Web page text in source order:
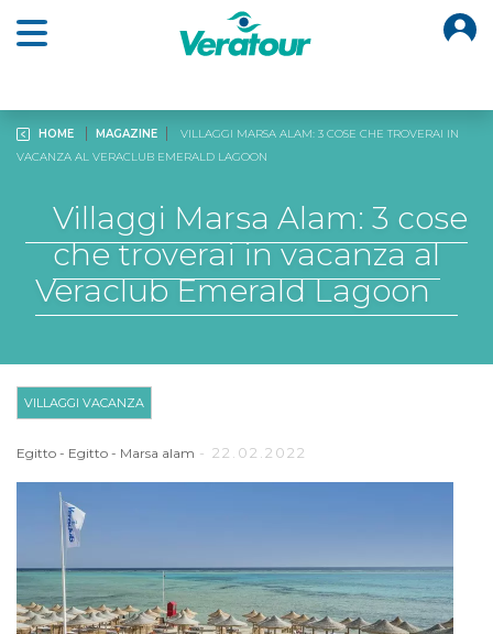
HOME MAGAZINE
VILLAGGI MARSA ALAM: 3 COSE CHE TROVERAI IN
VACANZA AL VERACLUB EMERALD LAGOON
Villaggi Marsa Alam: 3 cose
che troverai in vacanza al
Veraclub Emerald Lagoon
VILLAGGI VACANZA
Egitto - Egitto - Marsa alam - 22.02.2022